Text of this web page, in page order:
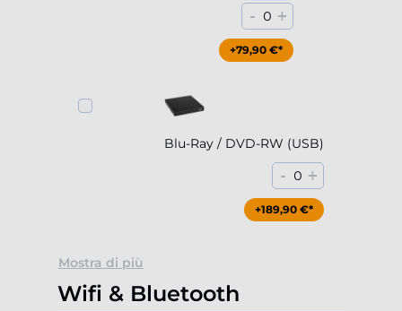
- 0 +
+79,90 €*
Blu-Ray / DVD-RW (USB)
- 0 +
+189,90 €*
Mostra di più
Wifi & Bluetooth